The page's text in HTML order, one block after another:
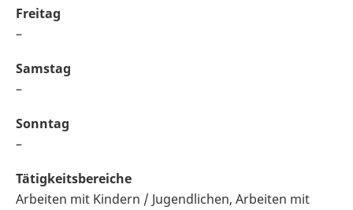
Freitag
–
Samstag
–
Sonntag
–
Tätigkeitsbereiche
Arbeiten mit Kindern / Jugendlichen, Arbeiten mit